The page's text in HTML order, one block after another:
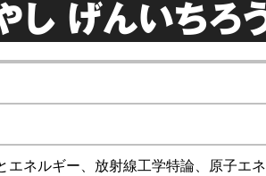
げんいちろう
ネルギー、放射線工学特論、原子エ